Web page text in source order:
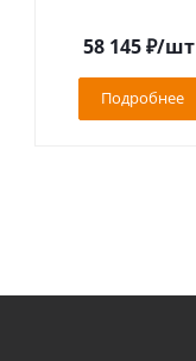
58 145₽/шт
Подробнее